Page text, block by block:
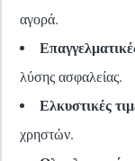
αγορά.
λύσης ασφαλείας.
Ελκυστικές
χρηστών.